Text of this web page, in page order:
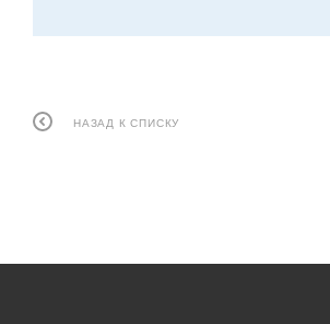
НАЗАД К СПИСКУ